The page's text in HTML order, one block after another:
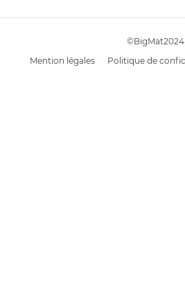
©BigMat2024
Mention légales
Politique de